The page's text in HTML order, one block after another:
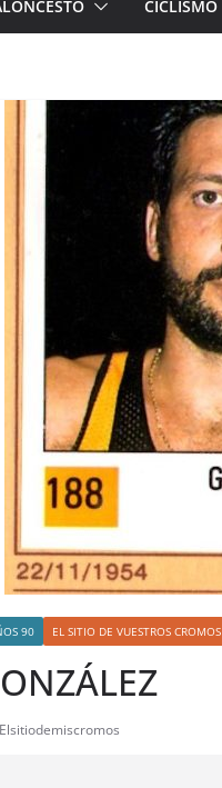
CICLISMO
90 EL SITIO DE VUESTROS CROMOS
Elsitiodemiscromos